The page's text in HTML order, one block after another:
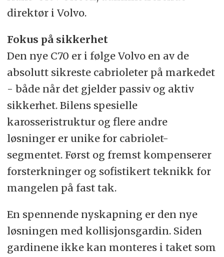
direktør i Volvo.
Fokus på sikkerhet
Den nye C70 er i følge Volvo en av de
absolutt sikreste cabrioleter på markedet
- både når det gjelder passiv og aktiv
sikkerhet. Bilens spesielle
karosseristruktur og flere andre
løsninger er unike for cabriolet-
segmentet. Først og fremst kompenserer
forsterkninger og sofistikert teknikk for
mangelen på fast tak.
En spennende nyskapning er den nye
løsningen med kollisjonsgardin. Siden
gardinene ikke kan monteres i taket som